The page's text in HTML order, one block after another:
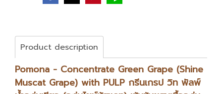
Product description
Pomona - Concentrate Green Grape (Shine
Muscat Grape) with PULP กรีนเกรป วิท พัลพ์